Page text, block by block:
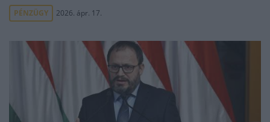
PÉNZÜGY 2026. ápr. 17.